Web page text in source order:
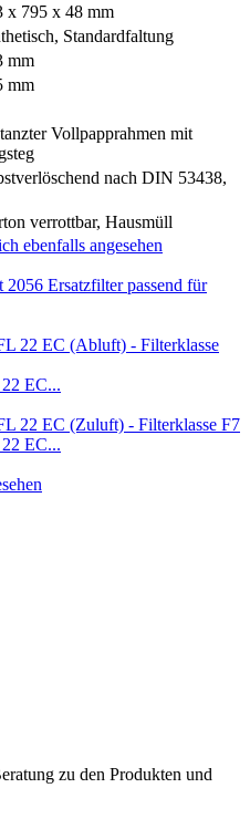
x 795 x 48 mm
Standardfaltung
mm
mm
Vollpapprahmen mit
nach DIN 53438,
verrottbar, Hausmüll
ebenfalls angesehen
Ersatzfilter passend für
EC...
EC...
zu den Produkten und